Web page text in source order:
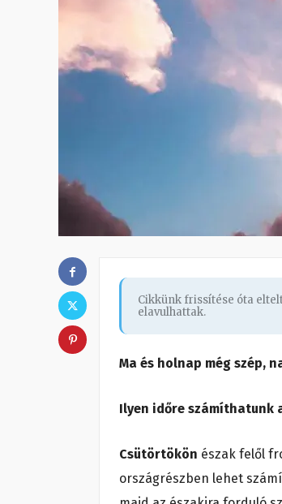
Cikkünk frissítése óta
elavulhattak.
Ma és holnap még szép,
Ilyen időre számíthatunk
Csütörtökön észak felől
országrészben lehet